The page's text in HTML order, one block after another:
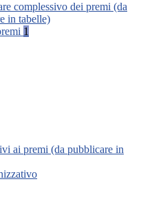
complessivo dei premi (da
in tabelle)
1
ai premi (da pubblicare in